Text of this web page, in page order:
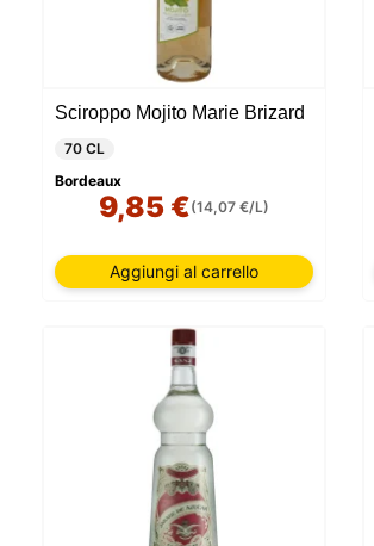
Sciroppo Mojito Marie Brizard
70 CL
Bordeaux
9,85 €(14,07 €/L)
Aggiungi al carrello